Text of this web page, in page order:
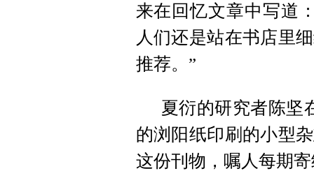
来在回忆文章中写道
人们还是站在书店里
推荐。”
夏衍的研究者陈坚
的浏阳纸印刷的小型
这份刊物，嘱人每期